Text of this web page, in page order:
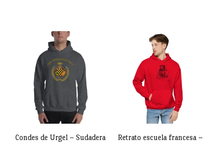
de
producto
producto
tiene
múltiples
variantes.
Las
opciones
se
pueden
elegir
tiene
múltiples
variantes.
Las
opciones
se
pueden
Condes de Urgel – Sudadera
Retrato escuela francesa –